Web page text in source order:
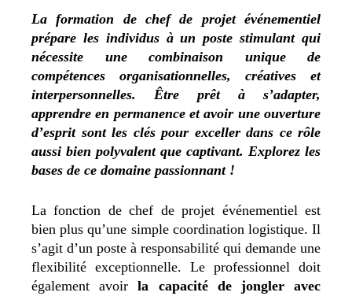
La formation de chef de projet événementiel
prépare les individus à un poste stimulant qui
nécessite une combinaison unique de
compétences organisationnelles, créatives et
interpersonnelles. Être prêt à s’adapter,
apprendre en permanence et avoir une ouverture
d’esprit sont les clés pour exceller dans ce rôle
aussi bien polyvalent que captivant. Explorez les
bases de ce domaine passionnant !
La fonction de chef de projet événementiel est
bien plus qu’une simple coordination logistique. Il
s’agit d’un poste à responsabilité qui demande une
flexibilité exceptionnelle. Le professionnel doit
également avoirla capacité de jongler avec